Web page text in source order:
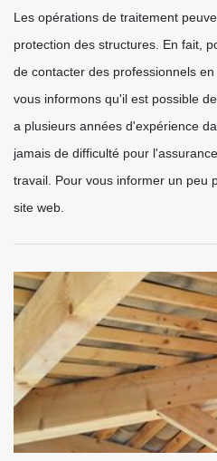
Les opérations de traitement
protection des structures. En fait,
de contacter des professionnels
vous informons qu'il est possible
a plusieurs années d'expérience
jamais de difficulté pour
travail. Pour vous informer un peu
site web.